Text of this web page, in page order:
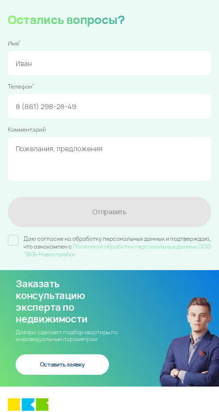
Остались вопросы?
Имя*
Телефон*
Комментарий
Отправить
Даю согласие на обработку персональных данных и подтверждаю,
что ознакомлен c Политикой обработки персональных данных ООО
"ВКБ-Новостройки
Заказать
консультацию
эксперта по
недвижимости
Для вас сделают подбор квартиры по
индивидуальным параметрам
Оставить заявку